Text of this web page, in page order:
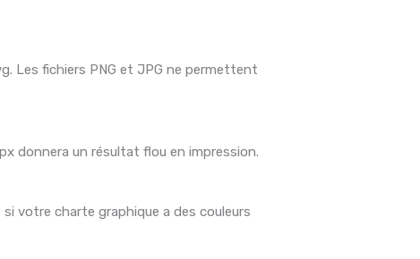
Les fichiers PNG et JPG ne permettent
donnera un résultat flou en impression.
votre charte graphique a des couleurs